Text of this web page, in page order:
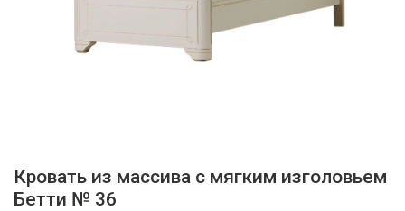
Кровать из массива с мягким изголовьем
Бетти № 36